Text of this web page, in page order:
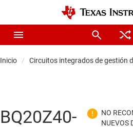
Inicio Circuitos integrados de gestión
BQ20Z40-